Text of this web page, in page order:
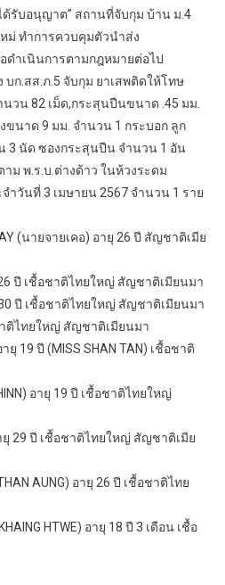
รับอนุญาต” สถานที่จับกุม บ้าน ม.4
หม่ ทำการควบคุมตัวนำส่ง
ดำเนินการตามกฎหมายต่อไป
ก.สส.ภ.5 จับกุม ยาเสพติดให้โทษ
วน 82 เม็ด,กระสุนปืนขนาด .45 มม.
นาด 9 มม. จำนวน 1 กระบอก ลูก
3 นัด ซองกระสุนปืน จำนวน 1 อัน
ม พ.ร.บ.ต่างด้าว ในห้วงระดม
ำวันที่ 3 เมษายน 2567 จำนวน 1 ราย
(นายจายเคอ) อายุ 26 ปี สัญชาติเมีย
ปี เชื้อชาติไทยใหญ่ สัญชาติเมียนมา
ปี เชื้อชาติไทยใหญ่ สัญชาติเมียนมา
ติไทยใหญ่ สัญชาติเมียนมา
19 ปี (MISS SHAN TAN) เชื้อชาติ
อายุ 19 ปี เชื้อชาติไทยใหญ่
ยุ 29 ปี เชื้อชาติไทยใหญ่ สัญชาติเมีย
AUNG) อายุ 26 ปี เชื้อชาติไทย
HTWE) อายุ 18 ปี 3 เดือน เชื้อ